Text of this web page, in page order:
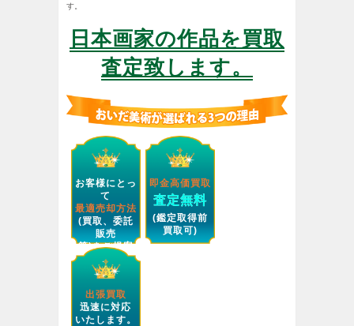
す。
日本画家の作品を買取
査定致します。
お客様にとっ
て
最適売却方法
(買取、委託
販売
等)をご提案
します。
即金高価買取
査定無料
(鑑定取得前
買取可)
出張買取
迅速に対応
いたします。